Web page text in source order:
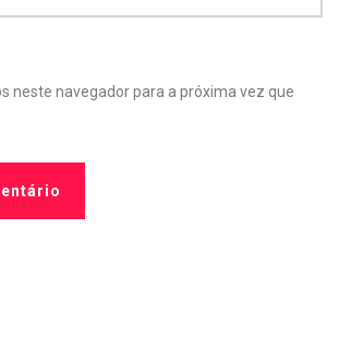
neste navegador para a próxima vez que